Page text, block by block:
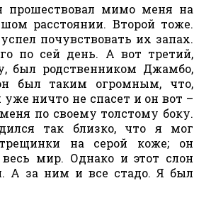
прошествовал мимо меня на
расстоянии. Второй тоже.
почувствовать их запах.
по сей день. А вот третий,
был родственником Джамбо,
был таким огромным, что,
уже ничто не спасет и он вот –
по своему толстому боку.
так близко, что я мог
на серой коже; он
мир. Однако и этот слон
А за ним и все стадо. Я был